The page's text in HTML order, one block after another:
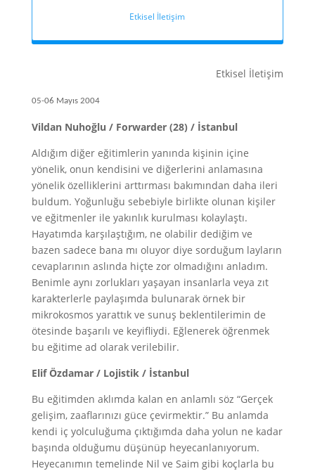
Etkisel İletişim
Etkisel İletişim
05-06 Mayıs 2004
Vildan Nuhoğlu / Forwarder (28) / İstanbul
Aldığım diğer eğitimlerin yanında kişinin içine
yönelik, onun kendisini ve diğerlerini anlamasına
yönelik özelliklerini arttırması bakımından daha ileri
buldum. Yoğunluğu sebebiyle birlikte olunan kişiler
ve eğitmenler ile yakınlık kurulması kolaylaştı.
Hayatımda karşılaştığım, ne olabilir dediğim ve
bazen sadece bana mı oluyor diye sorduğum layların
cevaplarının aslında hiçte zor olmadığını anladım.
Benimle aynı zorlukları yaşayan insanlarla veya zıt
karakterlerle paylaşımda bulunarak örnek bir
mikrokosmos yarattık ve sunuş beklentilerimin de
ötesinde başarılı ve keyifliydi. Eğlenerek öğrenmek
bu eğitime ad olarak verilebilir.
Elif Özdamar / Lojistik / İstanbul
Bu eğitimden aklımda kalan en anlamlı söz “Gerçek
gelişim, zaaflarınızı güce çevirmektir.” Bu anlamda
kendi iç yolculuğuma çıktığımda daha yolun ne kadar
başında olduğumu düşünüp heyecanlanıyorum.
Heyecanımın temelinde Nil ve Saim gibi koçlarla bu